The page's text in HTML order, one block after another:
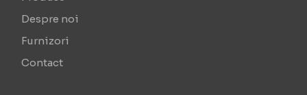
Despre noi
Furnizori
Contact